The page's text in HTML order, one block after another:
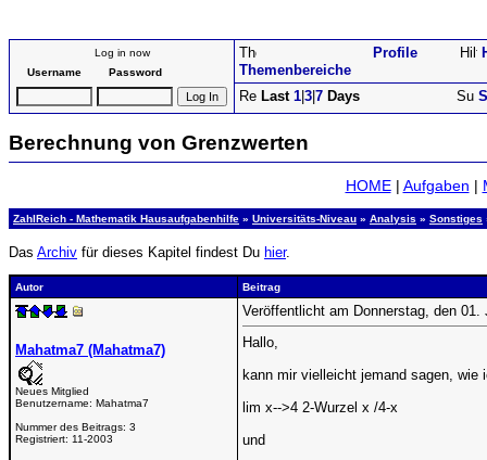
Log in now
Username
Password Themenbereiche
Profile
Last 1 3 7 Days
Berechnung von Grenzwerten
HOME| Aufgaben |
ZahlReich - Mathematik Hausaufgabenhilfe » Universitäts-Niveau » Analysis » Sonstiges
Das Archiv für dieses Kapitel findest Du hier.
Autor Beitrag
Mahatma7 (Mahatma7)
Neues Mitglied
Benutzername: Mahatma7
Nummer des Beitrags: 3
Registriert: 11-2003
Veröffentlicht am Donnerstag, den
Hallo,
kann mir vielleicht jemand sagen, wie
lim x-->4 2-Wurzel x /4-x
und